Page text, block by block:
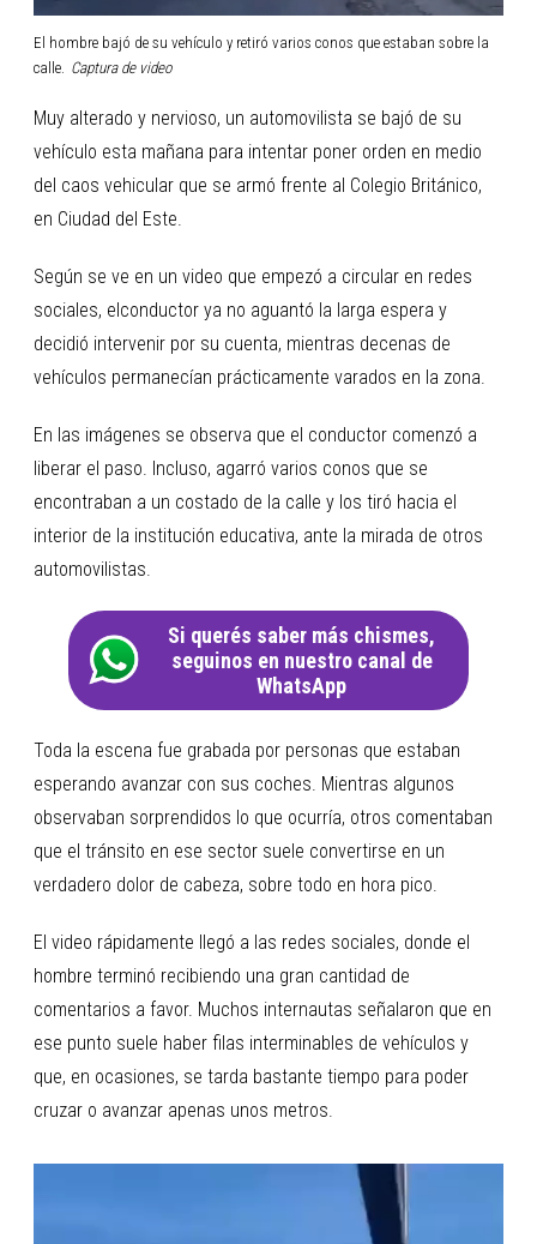
El hombre bajó de su vehículo y retiró varios conos que estaban sobre la
calle. Captura de video
Muy alterado y nervioso, un automovilista se bajó de su
vehículo esta mañana para intentar poner orden en medio
del caos vehicular que se armó frente al Colegio Británico,
en Ciudad del Este.
Según se ve en un video que empezó a circular en redes
sociales, elconductor ya no aguantó la larga espera y
decidió intervenir por su cuenta, mientras decenas de
vehículos permanecían prácticamente varados en la zona.
En las imágenes se observa que el conductor comenzó a
liberar el paso. Incluso, agarró varios conos que se
encontraban a un costado de la calle y los tiró hacia el
interior de la institución educativa, ante la mirada de otros
automovilistas.
Si querés saber más chismes,
seguinos en nuestro canal de
WhatsApp
Toda la escena fue grabada por personas que estaban
esperando avanzar con sus coches. Mientras algunos
observaban sorprendidos lo que ocurría, otros comentaban
que el tránsito en ese sector suele convertirse en un
verdadero dolor de cabeza, sobre todo en hora pico.
El video rápidamente llegó a las redes sociales, donde el
hombre terminó recibiendo una gran cantidad de
comentarios a favor. Muchos internautas señalaron que en
ese punto suele haber filas interminables de vehículos y
que, en ocasiones, se tarda bastante tiempo para poder
cruzar o avanzar apenas unos metros.